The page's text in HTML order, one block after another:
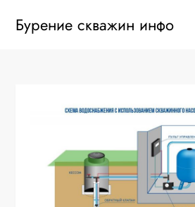
Бурение скважин инфо